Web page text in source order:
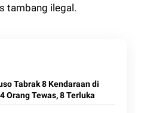
tambang ilegal.
Tabrak 8 Kendaraan di
Orang Tewas, 8 Terluka